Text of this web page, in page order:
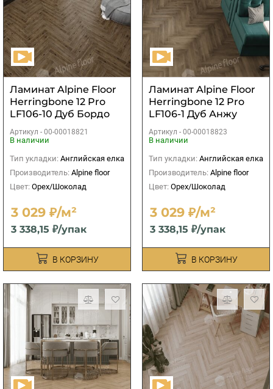
Ламинат Alpine Floor
Herringbone 12 Pro
LF106-10 Дуб Бордо
Артикул - 00-00018821
В наличии
Тип укладки: Английская елка
Производитель: Alpine floor
Цвет: Орех/Шоколад
3 029 ₽/м²
3 338,15 ₽/упак
В КОРЗИНУ
Ламинат Alpine Floor
Herringbone 12 Pro
LF106-1 Дуб Анжу
Артикул - 00-00018823
В наличии
Тип укладки: Английская елка
Производитель: Alpine floor
Цвет: Орех/Шоколад
3 029 ₽/м²
3 338,15 ₽/упак
В КОРЗИНУ